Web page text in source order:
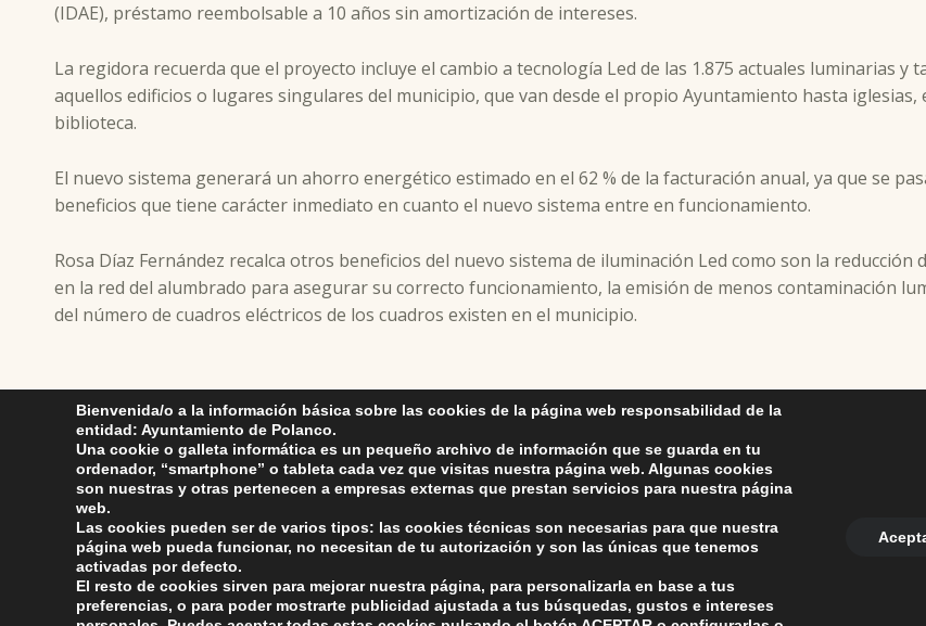
(IDAE), préstamo reembolsable a 10 años sin amortización de intereses.
La regidora recuerda que el proyecto incluye el cambio a tecnología Led de las 1.875 actuales luminarias y
aquellos edificios o lugares singulares del municipio, que van desde el propio Ayuntamiento hasta
biblioteca.
El nuevo sistema generará un ahorro energético estimado en el 62 % de la facturación anual, ya que se
beneficios que tiene carácter inmediato en cuanto el nuevo sistema entre en funcionamiento.
Rosa Díaz Fernández recalca otros beneficios del nuevo sistema de iluminación Led como son la
en la red del alumbrado para asegurar su correcto funcionamiento, la emisión de menos contaminación
del número de cuadros eléctricos de los cuadros existen en el municipio.
Skip back to main navigation
ayuntamiento de polanco
AYUNTAMIENTO DE POLANCO
Ayuntamiento de Polanco. La iglesia R-29 39313 Polanco Cantabria.
Compromiso con la Protección de Datos Personales-Política de Cookies
Bienvenida/o a la información básica sobre las cookies de la página web responsabilidad de la
entidad: Ayuntamiento de Polanco.
Una cookie o galleta informática es un pequeño archivo de información que se guarda en tu
ordenador, “smartphone” o tableta cada vez que visitas nuestra página web. Algunas cookies
son nuestras y otras pertenecen a empresas externas que prestan servicios para nuestra página
web.
Las cookies pueden ser de varios tipos: las cookies técnicas son necesarias para que nuestra
página web pueda funcionar, no necesitan de tu autorización y son las únicas que tenemos
activadas por defecto.
El resto de cookies sirven para mejorar nuestra página, para personalizarla en base a tus
preferencias, o para poder mostrarte publicidad ajustada a tus búsquedas, gustos e intereses